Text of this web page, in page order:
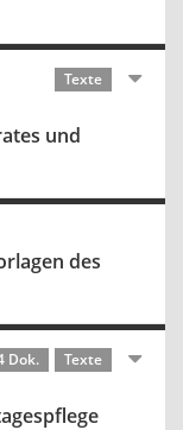
Texte
und
des
Dok. Texte